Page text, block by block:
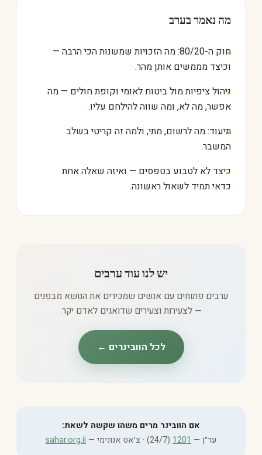
מה נאמר בערב
חוק ה-80/20: מה הזכויות שמשנות הכי הרבה —
וכיצד מממשים אותן מהר.
ניהול ציפיות מול ביטוח לאומי וקופת חולים — מה
אפשר, מה לא, ומה שווה להילחם עליו.
תיעוד: מה לרשום, מתי, ולמה זה קריטי בשלב
המשבר.
כיצד לא לטבוע בטפסים — ואיזה שאלה אחת
כדאי תמיד לשאול ראשונה.
יש לנו עוד ערבים
ערבים פתוחים עם אנשים שמכירים את הנושא מבפנים
— לצעירות וצעירים שדואגים לאדם יקר.
לכל הוובינרים ←
אם הוובינר מרים משהו שקשה לשאת:
ער״ן — 1201 (24/7) · צ׳אט אנונימי — sahar.org.il